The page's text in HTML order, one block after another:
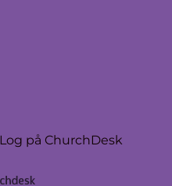
Log på ChurchDesk